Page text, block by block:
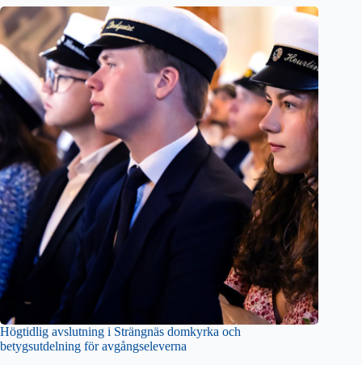
Högtidlig avslutning i Strängnäs domkyrka och
betygsutdelning för avgångseleverna